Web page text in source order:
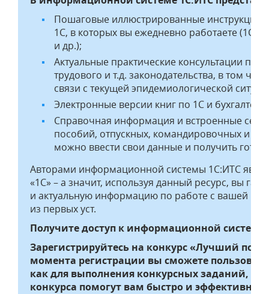
Пошаговые иллюстрированные
1С, в которых вы ежедневно работаете
и др.);
Актуальные практические консультации по
трудового и т.д. законодательства, в том
связи с текущей эпидемиологической
Электронные версии книг по 1С и
Справочная информация и встроенные
пособий, отпускных, командировочных и
можно ввести свои данные и получить
Авторами информационной системы 1С:ИТС
«1С» – а значит, используя данный ресурс, вы
и актуальную информацию по работе с вашей
из первых уст.
Получите доступ к информационной системе
Зарегистрируйтесь на конкурс «Лучший
момента регистрации вы сможете
как для выполнения конкурсных заданий,
конкурса помогут вам быстро и эффективно